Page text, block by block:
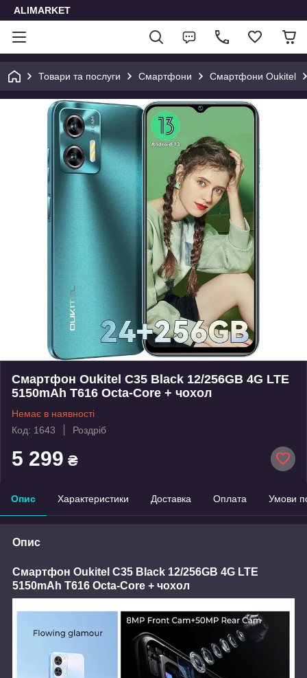
ALIMARKET
Товари та послуги Смартфони Смартфони Oukitel
Смартфон Oukitel C35 Black 12/256GB 4G LTE
5150mAh T616 Octa-Core + чохол
Немає в наявності
Код: 1643
Роздріб
5 299 ₴
Опис Характеристики Доставка Оплата Умови
Опис
Смартфон Oukitel C35 Black 12/256GB 4G LTE
5150mAh T616 Octa-Core + чохол